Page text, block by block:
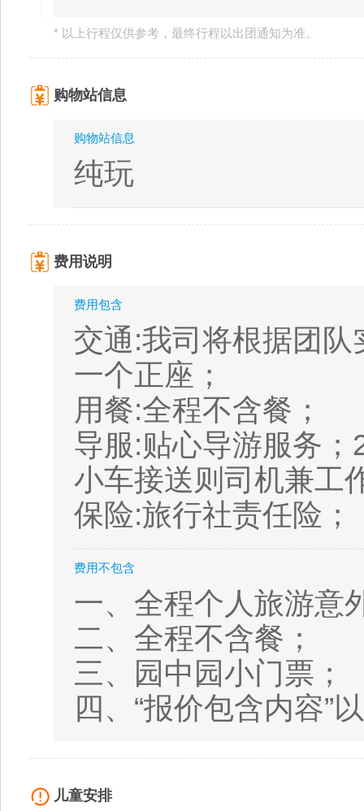
* 以上行程仅供参考，最终行程以出团通知为准。
购物站信息
购物站信息
纯玩
费用说明
费用包含
交通:我司将根据团
一个正座；
用餐:全程不含餐；
导服:贴心导游服务
小车接送则司机兼工
保险:旅行社责任险；
费用不包含
一、全程个人旅游意
二、全程不含餐；
三、园中园小门
四、“报价包含内容”
儿童安排